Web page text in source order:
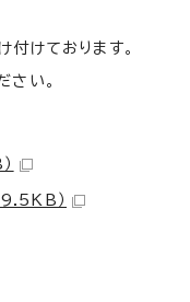
付けております。
さい。
）